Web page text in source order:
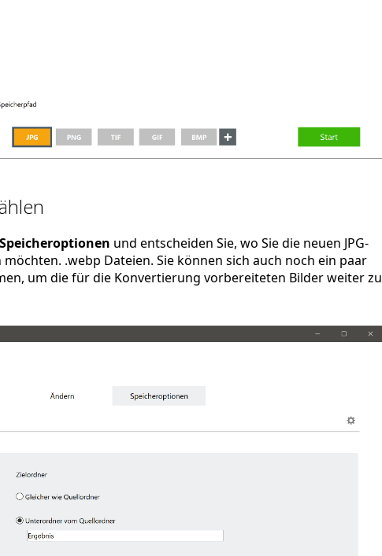
Speicheroptionen und entscheiden Sie, wo Sie die neuen JPG-
.webp Dateien. Sie können sich auch noch ein paar
um die für die Konvertierung vorbereiteten Bilder weiter zu